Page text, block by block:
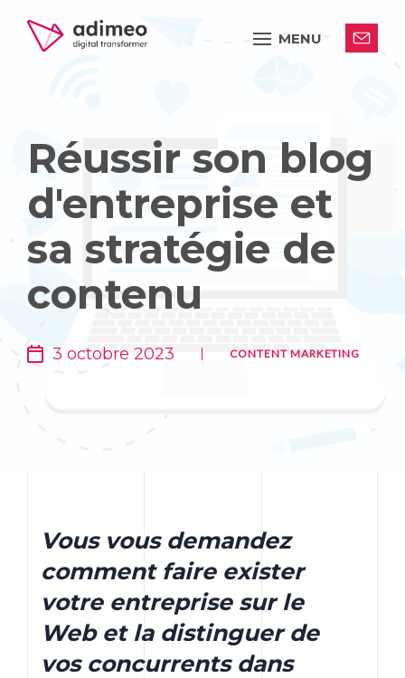
MENU
Réussir son blog
d'entreprise et
sa stratégie de
contenu
3 octobre 2023 CONTENT MARKETING
Vous vous demandez
comment faire exister
votre entreprise sur le
Web et la distinguer de
vos concurrents dans